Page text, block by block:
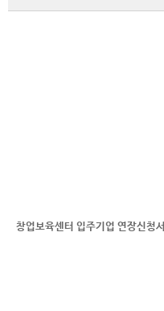
창업보육센터 입주기업 연장신청서